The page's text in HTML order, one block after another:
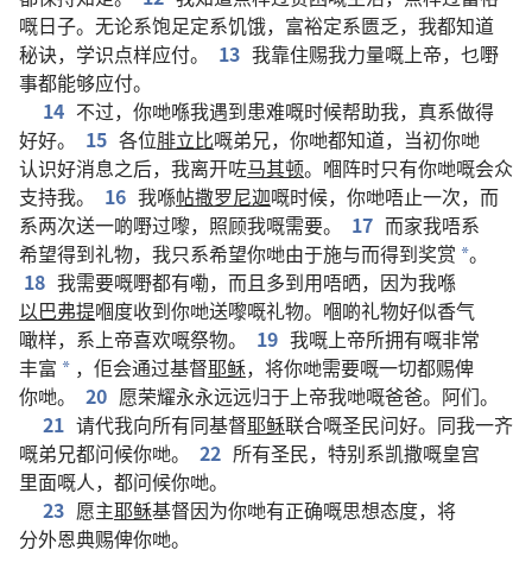
嘅日子。 无论系饱足定系饥饿， 富裕定系匮乏， 我都知道
秘诀， 学识点样应付。 13 我靠住赐我力量嘅上帝， 乜嘢
事都能够应付。
14 不过， 你哋喺我遇到患难嘅时候帮助我， 真系做得
好好。 15 各位腓立比嘅弟兄， 你哋都知道， 当初你哋
认识好消息之后， 我离开咗马其顿。 嗰阵时只有你哋嘅会众
支持我。 16 我喺帖撒罗尼迦嘅时候， 你哋唔止一次， 而
系两次送一啲嘢过嚟， 照顾我嘅需要。 17 而家我唔系
希望得到礼物， 我只系希望你哋由于施与而得到奖赏 *。
18 我需要嘅嘢都有嘞， 而且多到用唔晒， 因为我喺
以巴弗提嗰度收到你哋送嚟嘅礼物。 嗰啲礼物好似香气
噉样， 系上帝喜欢嘅祭物。 19 我嘅上帝所拥有嘅非常
丰富 * ， 佢会通过基督耶稣， 将你哋需要嘅一切都赐俾
你哋。 20 愿荣耀永永远远归于上帝我哋嘅爸爸。 阿们。
21 请代我向所有同基督耶稣联合嘅圣民问好。 同我一齐
嘅弟兄都问候你哋。 22 所有圣民， 特别系凯撒嘅皇宫
里面嘅人， 都问候你哋。
23 愿主耶稣基督因为你哋有正确嘅思想态度， 将
分外恩典赐俾你哋。